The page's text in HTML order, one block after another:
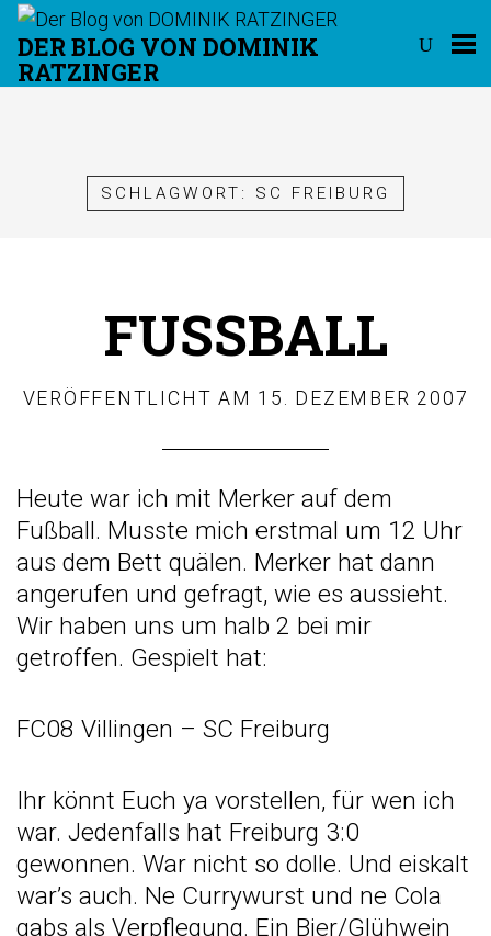
DER BLOG VON DOMINIK
RATZINGER
SCHLAGWORT: SC FREIBURG
FUSSBALL
VERÖFFENTLICHT AM 15. DEZEMBER 2007
Heute war ich mit Merker auf dem
Fußball. Musste mich erstmal um 12 Uhr
aus dem Bett quälen. Merker hat dann
angerufen und gefragt, wie es aussieht.
Wir haben uns um halb 2 bei mir
getroffen. Gespielt hat:
FC08 Villingen – SC Freiburg
Ihr könnt Euch ya vorstellen, für wen ich
war. Jedenfalls hat Freiburg 3:0
gewonnen. War nicht so dolle. Und eiskalt
war’s auch. Ne Currywurst und ne Cola
gabs als Verpflegung. Ein Bier/Glühwein